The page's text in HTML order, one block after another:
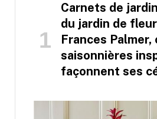
Carnets de
du jardin de
Frances
saisonnières
façonnent ses